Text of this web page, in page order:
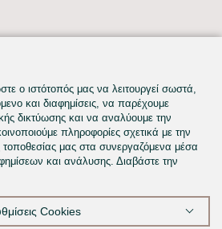
ΣΑΣ
ο ιστότοπός μας να λειτουργεί σωστά,
και διαφημίσεις, να παρέχουμε
δικτύωσης και να αναλύουμε την
πληροφορίες σχετικά με την
μας στα συνεργαζόμενα μέσα
και ανάλυσης. Διαβάστε την
Cookies